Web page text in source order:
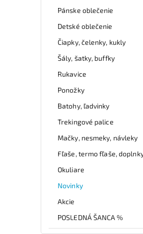
Pánske oblečenie
Detské oblečenie
Čiapky, čelenky, kukly
Šály, šatky, buffky
Rukavice
Ponožky
Batohy, ľadvinky
Trekingové palice
Mačky, nesmeky, návleky
Fľaše, termo fľaše,
Okuliare
Novinky
Akcie
POSLEDNÁ ŠANCA %